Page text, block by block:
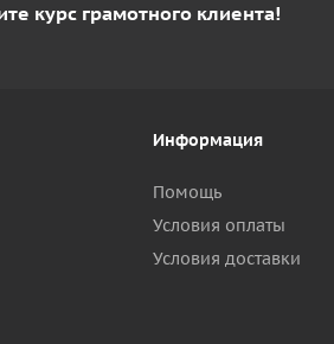
курс грамотного клиента!
Информация
Помощь
Условия оплаты
Условия доставки